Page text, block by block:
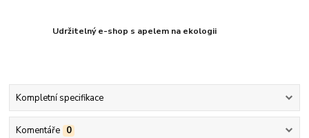
Udržitelný e-shop s apelem na ekologii
Kompletní specifikace
Komentáře 0